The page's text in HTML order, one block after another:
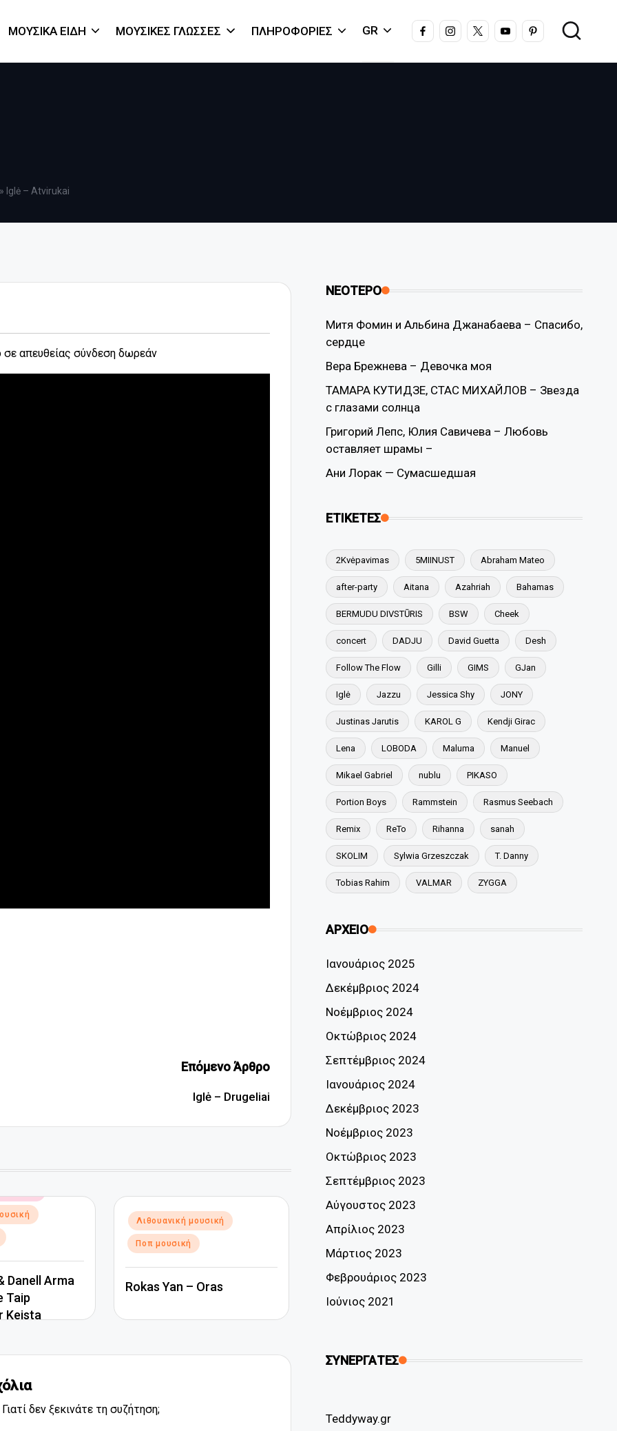
ΜΟΥΣΙΚΆ ΕΊΔΗ ΜΟΥΣΙΚΈΣ ΓΛΏΣΣΕΣ ΠΛΗΡΟΦΟΡΊΕΣ GR FACEBOOKINSTAGRAM
X YOUTUBEPINTEREST
» Iglė – Atvirukai
σε απευθείας σύνδεση δωρεάν
Επόμενο Άρθρο
Iglė – Drugeliai
Danell Arma
Taip
Keista
Αναρτήθηκε
σε
Λιθουανική μουσική
Ποπ μουσική
Rokas Yan – Oras
δεν ξεκινάτε τη συζήτηση;
ΝΕΟΤΕΡΟ
Митя Фомин и Альбина Джанабаева – Спасибо,
сердце
Вера Брежнева – Девочка моя
ТАМАРА КУТИДЗЕ, СТАС МИХАЙЛОВ – Звезда
с глазами солнца
Григорий Лепс, Юлия Савичева – Любовь
оставляет шрамы –
Ани Лорак — Сумасшедшая
ΕΤΙΚΕΤΕΣ
2Kvėpavimas 5MIINUST Abraham Mateo
after-party Aitana Azahriah Bahamas
BERMUDU DIVSTŪRIS BSW Cheek
concert DADJU David Guetta Desh
Follow The Flow Gilli GIMS GJan
Iglė Jazzu Jessica Shy JONY
Justinas Jarutis KAROL G Kendji Girac
Lena LOBODA Maluma Manuel
Mikael Gabriel nublu PIKASO
Portion Boys Rammstein Rasmus Seebach
Remix ReTo Rihanna sanah
SKOLIM Sylwia Grzeszczak T. Danny
Tobias Rahim VALMAR ZYGGA
ΑΡΧΕΙΟ
Ιανουάριος 2025
Δεκέμβριος 2024
Νοέμβριος 2024
Οκτώβριος 2024
Σεπτέμβριος 2024
Ιανουάριος 2024
Δεκέμβριος 2023
Νοέμβριος 2023
Οκτώβριος 2023
Σεπτέμβριος 2023
Αύγουστος 2023
Απρίλιος 2023
Μάρτιος 2023
Φεβρουάριος 2023
Ιούνιος 2021
ΣΥΝΕΡΓΑΤΕΣ
Teddyway.gr